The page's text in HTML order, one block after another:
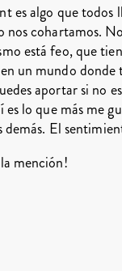
es algo que todos
nos cohartamos.
está feo, que
un mundo donde
aportar si no
es lo que más me
demás. El
mención!